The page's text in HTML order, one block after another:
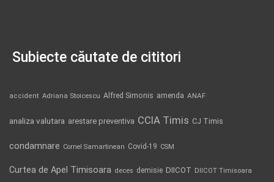
Subiecte căutate de cititori
accident Adriana Stoicescu Alfred Simonis amenda ANAF
analiza valutara arestare preventiva CCIA Timis CJ Timis
condamnare Cornel Samartinean Covid-19 CSM
Curtea de Apel Timisoara deces demisie DIICOT DIICOT Timisoara